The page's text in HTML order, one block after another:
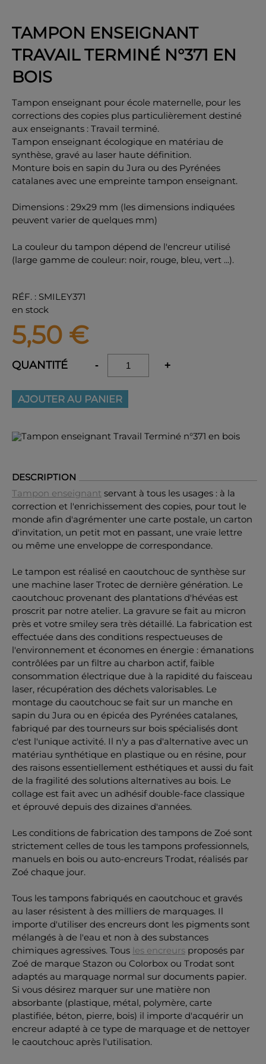
TAMPON ENSEIGNANT
TRAVAIL TERMINÉ N°371 EN
BOIS
Tampon enseignant pour école maternelle, pour les
corrections des copies plus particulièrement destiné
aux enseignants : Travail terminé.
Tampon enseignant écologique en matériau de
synthèse, gravé au laser haute définition.
Monture bois en sapin du Jura ou des Pyrénées
catalanes avec une empreinte tampon enseignant.
Dimensions : 29x29 mm (les dimensions indiquées
peuvent varier de quelques mm)
La couleur du tampon dépend de l'encreur utilisé
(large gamme de couleur: noir, rouge, bleu, vert ...).
RÉF. : SMILEY371
en stock
5,50 €
QUANTITÉ - +
AJOUTER AU PANIER
DESCRIPTION
Tampon enseignant servant à tous les usages : à la
correction et l'enrichissement des copies, pour tout le
monde afin d'agrémenter une carte postale, un carton
d'invitation, un petit mot en passant, une vraie lettre
ou même une enveloppe de correspondance.
Le tampon est réalisé en caoutchouc de synthèse sur
une machine laser Trotec de dernière génération. Le
caoutchouc provenant des plantations d'hévéas est
proscrit par notre atelier. La gravure se fait au micron
près et votre smiley sera très détaillé. La fabrication est
effectuée dans des conditions respectueuses de
l'environnement et économes en énergie : émanations
contrôlées par un filtre au charbon actif, faible
consommation électrique due à la rapidité du faisceau
laser, récupération des déchets valorisables. Le
montage du caoutchouc se fait sur un manche en
sapin du Jura ou en épicéa des Pyrénées catalanes,
fabriqué par des tourneurs sur bois spécialisés dont
c'est l'unique activité. Il n'y a pas d'alternative avec un
matériau synthétique en plastique ou en résine, pour
des raisons essentiellement esthétiques et aussi du fait
de la fragilité des solutions alternatives au bois. Le
collage est fait avec un adhésif double-face classique
et éprouvé depuis des dizaines d'années.
Les conditions de fabrication des tampons de Zoé sont
strictement celles de tous les tampons professionnels,
manuels en bois ou auto-encreurs Trodat, réalisés par
Zoé chaque jour.
Tous les tampons fabriqués en caoutchouc et gravés
au laser résistent à des milliers de marquages. Il
importe d'utiliser des encreurs dont les pigments sont
mélangés à de l'eau et non à des substances
chimiques agressives. Tous les encreurs proposés par
Zoé de marque Stazon ou Colorbox ou Trodat sont
adaptés au marquage normal sur documents papier.
Si vous désirez marquer sur une matière non
absorbante (plastique, métal, polymère, carte
plastifiée, béton, pierre, bois) il importe d'acquérir un
encreur adapté à ce type de marquage et de nettoyer
le caoutchouc après l'utilisation.
OK